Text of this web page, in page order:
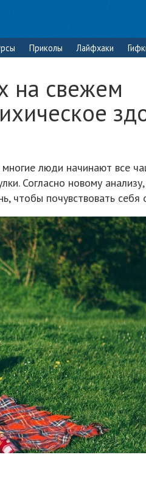
Приколы Лайфхаки
на свежем
многие люди начинают все
Согласно новому
чтобы почувствовать